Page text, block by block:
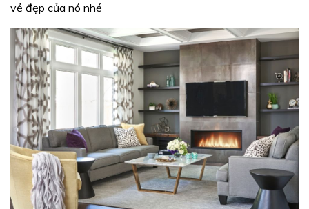
vẻ đẹp của nó nhé